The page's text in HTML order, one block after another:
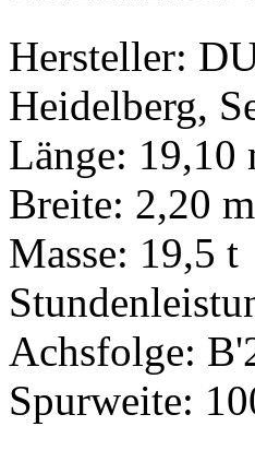
Hersteller:
Heidelberg,
Länge: 19,10
Breite: 2,20 m
Masse: 19,5 t
Achsfolge:
Spurweite: